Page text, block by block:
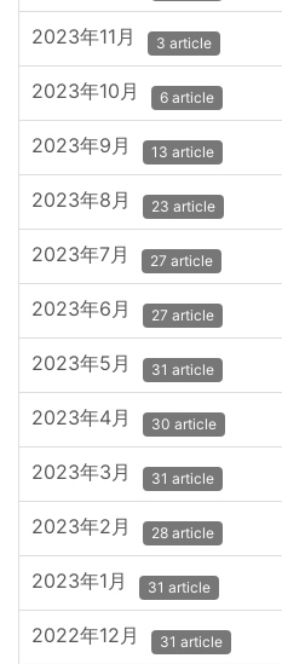
2023年11月 3 article
2023年10月 6 article
2023年9月 13 article
2023年8月 23 article
2023年7月 27 article
2023年6月 27 article
2023年5月 31 article
2023年4月 30 article
2023年3月 31 article
2023年2月 28 article
2023年1月 31 article
2022年12月 31 article